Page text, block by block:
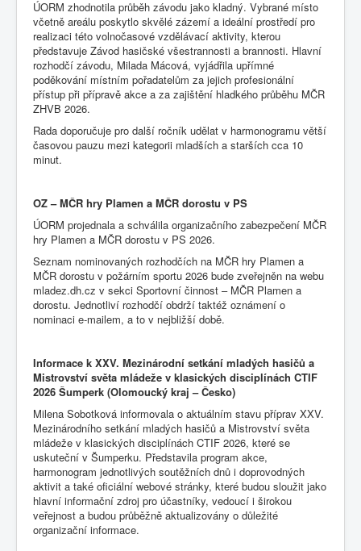
ÚORM zhodnotila průběh závodu jako kladný. Vybrané místo
včetně areálu poskytlo skvělé zázemí a ideální prostředí pro
realizaci této volnočasové vzdělávací aktivity, kterou
představuje Závod hasičské všestrannosti a brannosti. Hlavní
rozhodčí závodu, Milada Mácová, vyjádřila upřímné
poděkování místním pořadatelům za jejich profesionální
přístup při přípravě akce a za zajištění hladkého průběhu MČR
ZHVB 2026.
Rada doporučuje pro další ročník udělat v harmonogramu větší
časovou pauzu mezi kategorii mladších a starších cca 10
minut.
OZ – MČR hry Plamen a MČR dorostu v PS
ÚORM projednala a schválila organizačního zabezpečení MČR
hry Plamen a MČR dorostu v PS 2026.
Seznam nominovaných rozhodčích na MČR hry Plamen a
MČR dorostu v požárním sportu 2026 bude zveřejněn na webu
mladez.dh.cz v sekci Sportovní činnost – MČR Plamen a
dorostu. Jednotliví rozhodčí obdrží taktéž oznámení o
nominaci e-mailem, a to v nejbližší době.
Informace k XXV. Mezinárodní setkání mladých hasičů a
Mistrovství světa mládeže v klasických disciplínách CTIF
2026 Šumperk (Olomoucký kraj – Česko)
Milena Sobotková informovala o aktuálním stavu příprav XXV.
Mezinárodního setkání mladých hasičů a Mistrovství světa
mládeže v klasických disciplínách CTIF 2026, které se
uskuteční v Šumperku. Představila program akce,
harmonogram jednotlivých soutěžních dnů i doprovodných
aktivit a také oficiální webové stránky, které budou sloužit jako
hlavní informační zdroj pro účastníky, vedoucí i širokou
veřejnost a budou průběžně aktualizovány o důležité
organizační informace.